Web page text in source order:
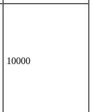
10000